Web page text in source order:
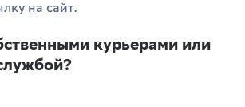
на сайт.
курьерами или